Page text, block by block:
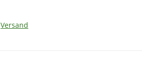
Versand